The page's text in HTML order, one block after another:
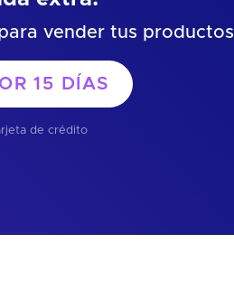
vender tus productos
15 DÍAS
de crédito